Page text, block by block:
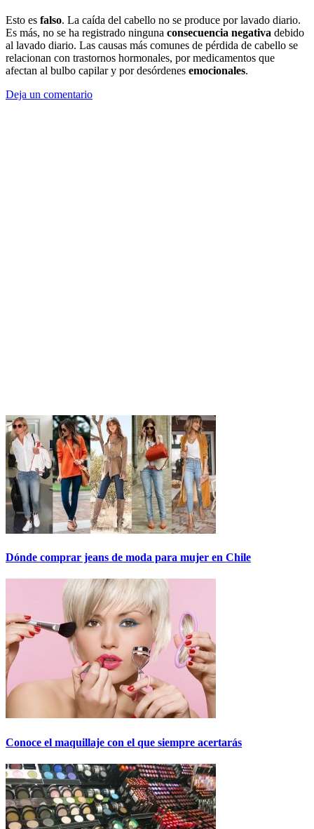
Esto es falso. La caída del cabello no se produce por lavado diario.
Es más, no se ha registrado ninguna consecuencia negativa debido
al lavado diario. Las causas más comunes de pérdida de cabello se
relacionan con trastornos hormonales, por medicamentos que
afectan al bulbo capilar y por desórdenes emocionales.
Deja un comentario
Dónde comprar jeans de moda para mujer en Chile
Conoce el maquillaje con el que siempre acertarás